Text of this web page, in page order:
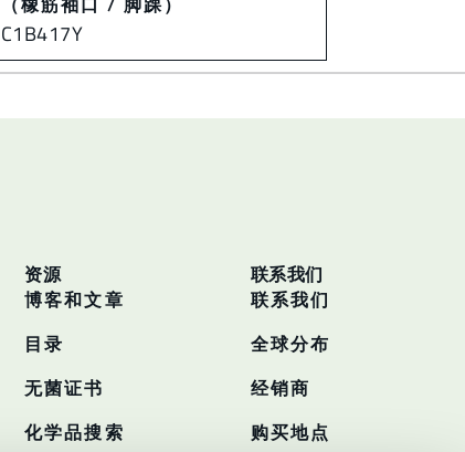
C1B417Y
资源
博客和文章
目录
无菌证书
化学品搜索
联系我们
联系我们
全球分布
经销商
购买地点